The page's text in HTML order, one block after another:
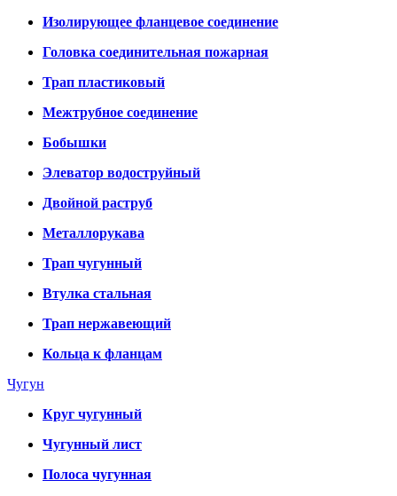
Изолирующее фланцевое соединение
Головка соединительная пожарная
Трап пластиковый
Межтрубное соединение
Бобышки
Элеватор водоструйный
Двойной раструб
Металлорукава
Трап чугунный
Втулка стальная
Трап нержавеющий
Кольца к фланцам
Чугун
Круг чугунный
Чугунный лист
Полоса чугунная